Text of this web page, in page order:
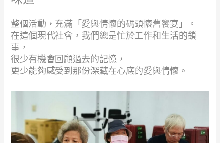
整個活動，充滿「愛與情懷的碼頭懷舊饗宴」。
在這個現代社會，我們總是忙於工作和生活的鎖
事，
很少有機會回顧過去的記憶，
更少能夠感受到那份深藏在心底的愛與情懷。